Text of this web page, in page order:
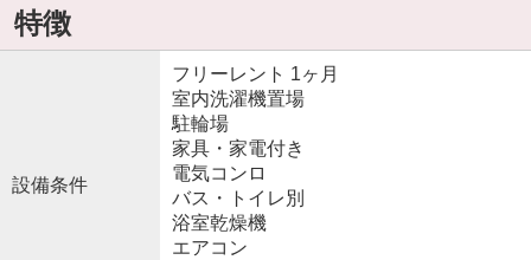
特徴
設備条件
フリーレント 1ヶ月
室内洗濯機置場
駐輪場
家具・家電付き
電気コンロ
バス・トイレ別
浴室乾燥機
エアコン